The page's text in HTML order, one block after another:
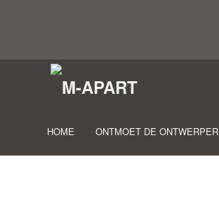
HOME ONTMOET DE ONTWERPER